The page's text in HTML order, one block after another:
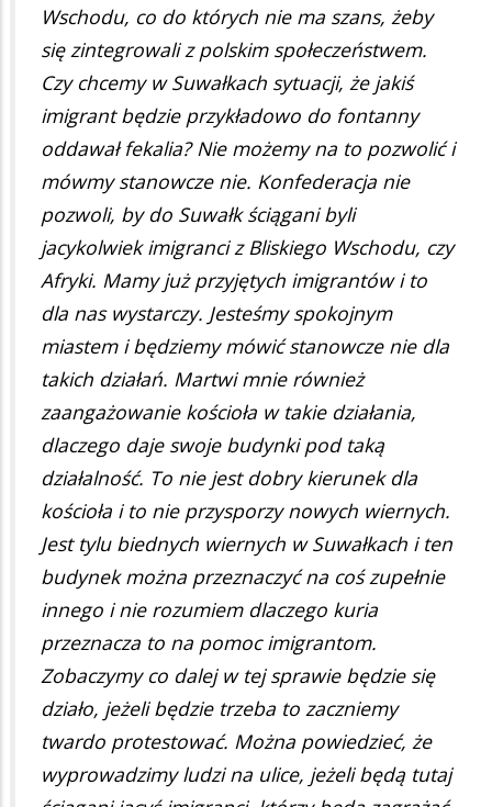
Wschodu, co do których nie ma szans, żeby
się zintegrowali z polskim społeczeństwem.
Czy chcemy w Suwałkach sytuacji, że jakiś
imigrant będzie przykładowo do fontanny
oddawał fekalia? Nie możemy na to pozwolić i
mówmy stanowcze nie. Konfederacja nie
pozwoli, by do Suwałk ściągani byli
jacykolwiek imigranci z Bliskiego Wschodu, czy
Afryki. Mamy już przyjętych imigrantów i to
dla nas wystarczy. Jesteśmy spokojnym
miastem i będziemy mówić stanowcze nie dla
takich działań. Martwi mnie również
zaangażowanie kościoła w takie działania,
dlaczego daje swoje budynki pod taką
działalność. To nie jest dobry kierunek dla
kościoła i to nie przysporzy nowych wiernych.
Jest tylu biednych wiernych w Suwałkach i ten
budynek można przeznaczyć na coś zupełnie
innego i nie rozumiem dlaczego kuria
przeznacza to na pomoc imigrantom.
Zobaczymy co dalej w tej sprawie będzie się
działo, jeżeli będzie trzeba to zaczniemy
twardo protestować. Można powiedzieć, że
wyprowadzimy ludzi na ulice, jeżeli będą tutaj